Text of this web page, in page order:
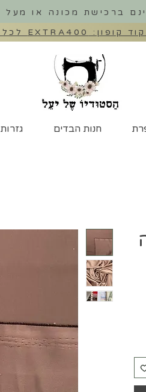
ברכישת מכונה או מעל 580 ₪
חנות הבדים גזרות